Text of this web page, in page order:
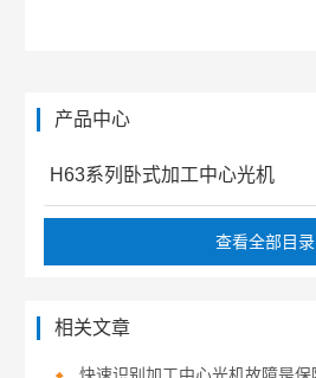
产品中心
H63系列卧式加工中心光机
查看全部目录
相关文章